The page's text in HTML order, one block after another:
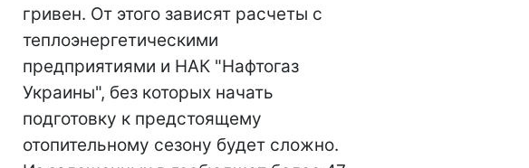
гривен. От этого зависят расчеты с
теплоэнергетическими
предприятиями и НАК "Нафтогаз
Украины", без которых начать
подготовку к предстоящему
отопительному сезону будет сложно.